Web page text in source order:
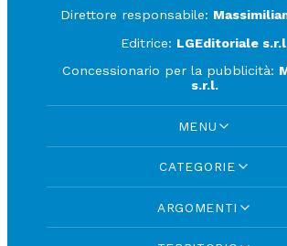
Direttore responsabile:
Editrice: LGEditoriale
Concessionario per la pubblicità:
s.r.l.
MENU
CATEGORIE
ARGOMENTI